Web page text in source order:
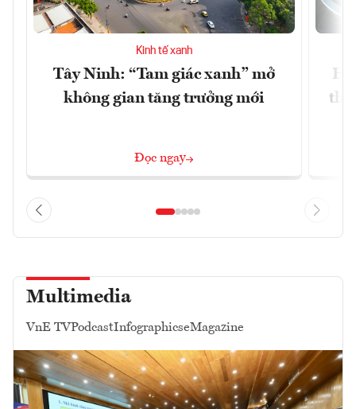
Kinh tế xanh
Tây Ninh: “Tam giác xanh” mở
không gian tăng trưởng mới
Đọc ngay
Multimedia
VnE TVPodcastInfographicseMagazine